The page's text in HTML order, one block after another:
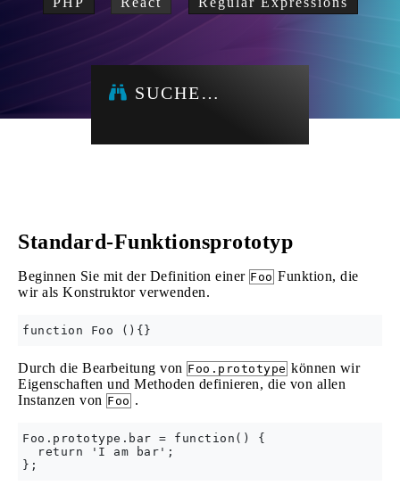
SUCHE…
Standard-Funktionsprototyp
Beginnen Sie mit der Definition einer Foo Funktion, die
wir als Konstruktor verwenden.
Durch die Bearbeitung von Foo.prototype können wir
Eigenschaften und Methoden definieren, die von allen
Instanzen von Foo .
Foo.prototype.bar = function() {
  return 'I am bar';